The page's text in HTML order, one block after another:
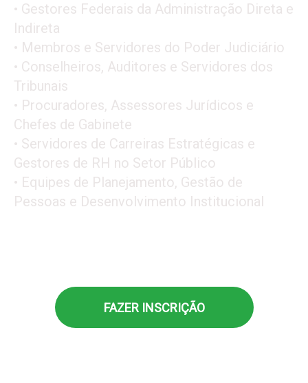
• Gestores Federais da Administração Direta e
Indireta
• Membros e Servidores do Poder Judiciário
• Conselheiros, Auditores e Servidores dos
Tribunais
• Procuradores, Assessores Jurídicos e
Chefes de Gabinete
• Servidores de Carreiras Estratégicas e
Gestores de RH no Setor Público
• Equipes de Planejamento, Gestão de
Pessoas e Desenvolvimento Institucional
FAZER INSCRIÇÃO